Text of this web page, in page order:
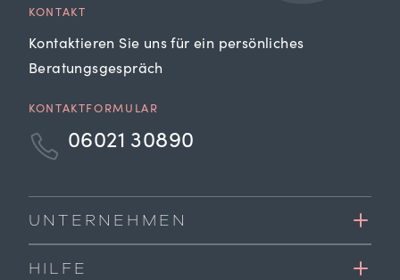
KONTAKT
Kontaktieren Sie uns für ein persönliches
Beratungsgespräch
KONTAKTFORMULAR
06021 30890
UNTERNEHMEN
HILFE